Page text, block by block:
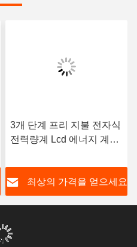
3개 단계 프리 지불 전자식
전력량계 Lcd 에너지 계량
중 채널
최상의 가격을 얻으세요